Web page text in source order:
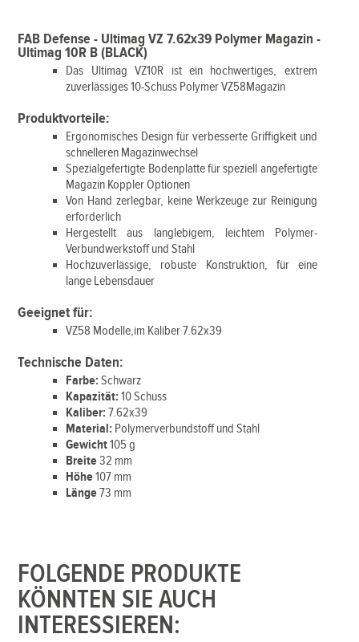
FAB Defense - Ultimag VZ 7.62x39 Polymer Magazin -
Ultimag 10R B (BLACK)
Das Ultimag VZ10R ist ein hochwertiges, extrem
zuverlässiges 10-Schuss Polymer VZ58Magazin
Produktvorteile:
Ergonomisches Design für verbesserte Griffigkeit und
schnelleren Magazinwechsel
Spezialgefertigte Bodenplatte für speziell angefertigte
Magazin Koppler Optionen
Von Hand zerlegbar, keine Werkzeuge zur Reinigung
erforderlich
Hergestellt aus langlebigem, leichtem Polymer-
Verbundwerkstoff und Stahl
Hochzuverlässige, robuste Konstruktion, für eine
lange Lebensdauer
Geeignet für:
VZ58 Modelle,im Kaliber 7.62x39
Technische Daten:
Farbe:Schwarz
Kapazität:10 Schuss
Kaliber: 7.62x39
Material: Polymerverbundstoff und Stahl
Gewicht105 g
Breite32 mm
Höhe107 mm
Länge73 mm
FOLGENDE PRODUKTE
KÖNNTEN SIE AUCH
INTERESSIEREN: